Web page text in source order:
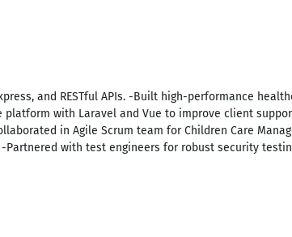
and RESTful APIs. -Built high-performance
platform with Laravel and Vue to improve client
in Agile Scrum team for Children Care
Partnered with test engineers for robust security